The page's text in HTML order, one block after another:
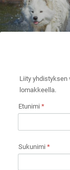
Liity yhdistyksen
lomakkeella.
Etunimi *
Sukunimi *